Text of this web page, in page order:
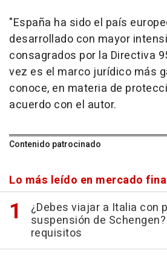
"España ha sido el país
desarrollado con mayor
consagrados por la Directiva
vez es el marco jurídico más
conoce, en materia de
acuerdo con el autor.
Contenido patrocinado
Lo más leído en mercado
¿Debes viajar a Italia con
suspensión de
requisitos